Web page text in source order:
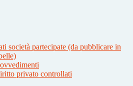
società partecipate (da pubblicare in
privato controllati